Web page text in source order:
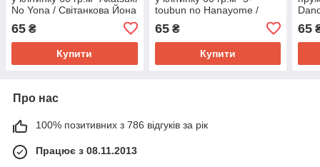
No Yona / Світанкова Йона
65 ₴
Купити
toubun no Hanayome /
65₴
Купити
65
Про нас
100% позитивних з 786 відгуків за рік
Працює з 08.11.2013